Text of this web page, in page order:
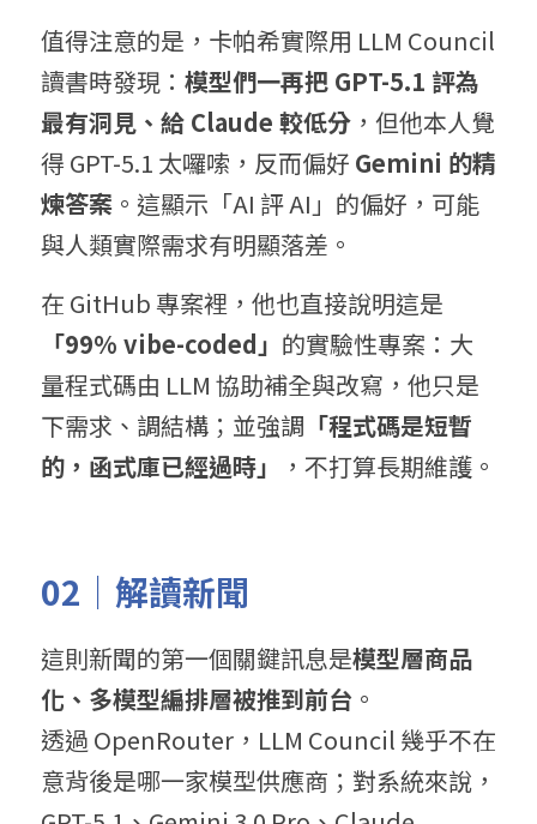
值得注意的是，卡帕希實際用 LLM Council
讀書時發現： 模型們一再把 GPT-5.1 評為
最有洞見、給 Claude 較低分 ，但他本人覺
得 GPT-5.1 太囉嗦，反而偏好 Gemini 的精
煉答案 。這顯示「AI 評 AI」的偏好，可能
與人類實際需求有明顯落差。
在 GitHub 專案裡，他也直接說明這是
「99% vibe-coded」 的實驗性專案：大
量程式碼由 LLM 協助補全與改寫，他只是
下需求、調結構；並強調 「程式碼是短暫
的，函式庫已經過時」
，不打算長期維護。
02｜解讀新聞
這則新聞的第一個關鍵訊息是模型層商品
化、多模型編排層被推到前台 。
透過 OpenRouter，LLM Council 幾乎不在
意背後是哪一家模型供應商；對系統來說，